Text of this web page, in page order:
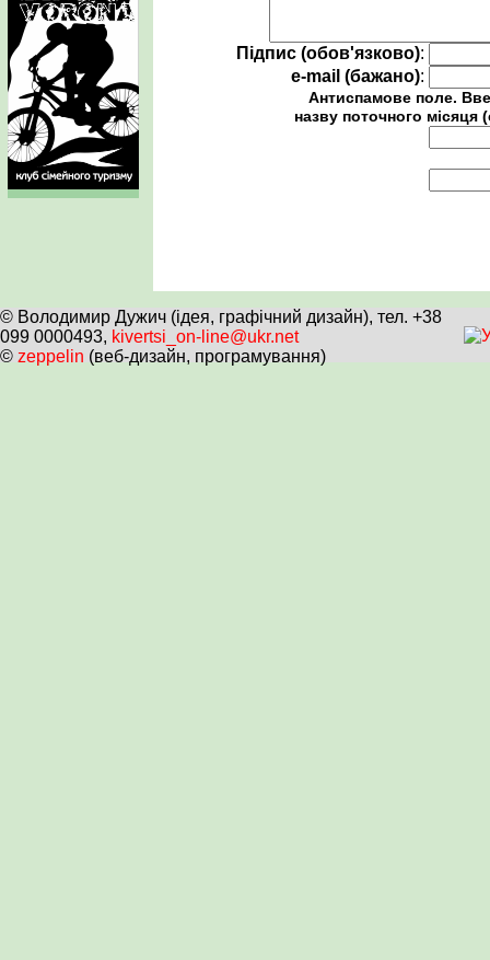
Підпис (обов'язково):
e-mail (бажано):
Антиспамове поле.
назву поточного
© Володимир Дужич (ідея, графічний дизайн), тел. +38
099 0000493, kivertsi_on-line@ukr.net
© zeppelin (веб-дизайн, програмування)